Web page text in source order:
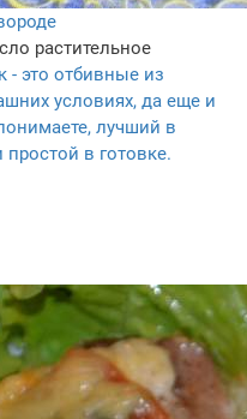
растительное
- это отбивные из
условиях, да еще и
лучший в
в готовке.